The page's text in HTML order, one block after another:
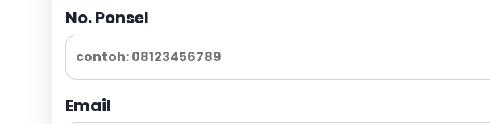
No. Ponsel
Email